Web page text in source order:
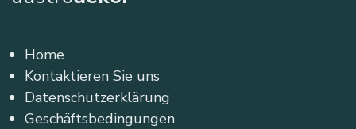
Home
Kontaktieren Sie uns
Datenschutzerklärung
Geschäftsbedingungen